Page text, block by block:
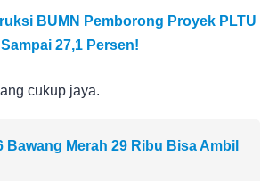
BUMN Pemborong Proyek PLTU
27,1 Persen!
cukup jaya.
Merah 29 Ribu Bisa Ambil